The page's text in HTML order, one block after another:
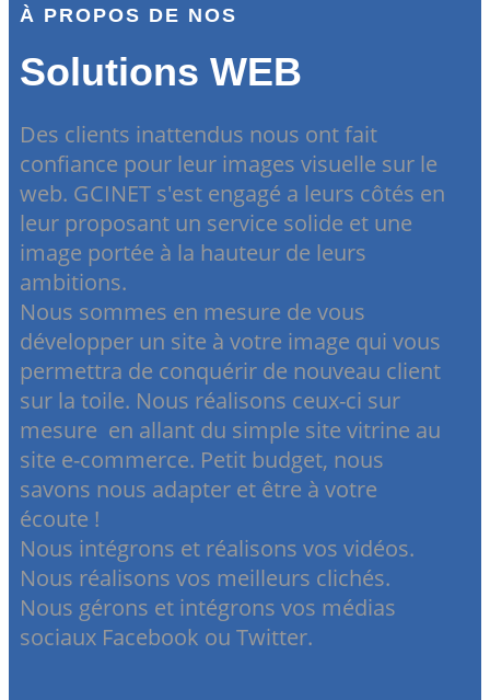
À PROPOS DE NOS
Solutions WEB
Des clients inattendus nous ont fait
confiance pour leur images visuelle sur le
web. GCINET s'est engagé a leurs côtés en
leur proposant un service solide et une
image portée à la hauteur de leurs
ambitions.
Nous sommes en mesure de vous
développer un site à votre image qui vous
permettra de conquérir de nouveau client
sur la toile. Nous réalisons ceux-ci sur
mesure en allant du simple site vitrine au
site e-commerce. Petit budget, nous
savons nous adapter et être à votre
écoute !
Nous intégrons et réalisons vos vidéos.
Nous réalisons vos meilleurs clichés.
Nous gérons et intégrons vos médias
sociaux Facebook ou Twitter.